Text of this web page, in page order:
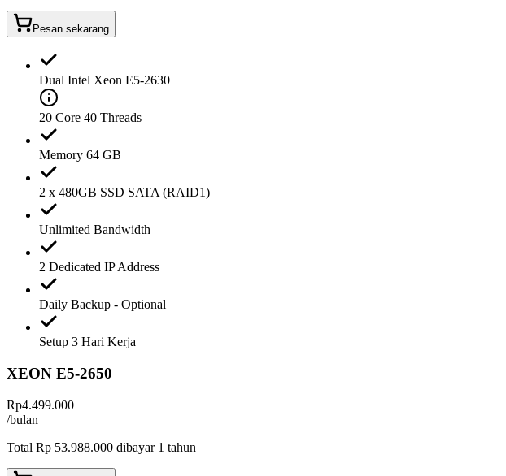
Pesan sekarang
Dual Intel Xeon E5-2630
20 Core 40 Threads
Memory 64 GB
2 x 480GB SSD SATA (RAID1)
Unlimited Bandwidth
2 Dedicated IP Address
Daily Backup - Optional
Setup 3 Hari Kerja
XEON E5-2650
Rp4.499.000
/bulan
Total Rp 53.988.000 dibayar 1 tahun